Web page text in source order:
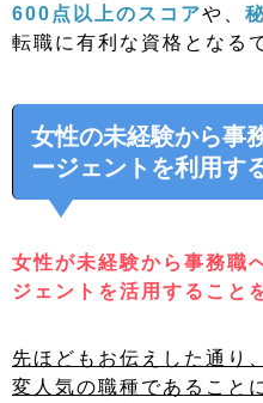
600点以上のスコアや、
転職に有利な資格となる
女性の未経験から事
ージェントを利用す
女性が未経験から事務職
ジェントを活用すること
先ほどもお伝えした通り
変人気の職種であること